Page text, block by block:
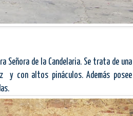
Señora de la Candelaria. Setrata de una
y con altos pináculos. Además